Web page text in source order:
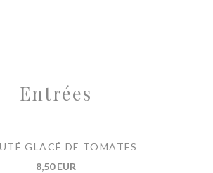
Entrées
GLACÉ DE TOMATES
8,50 EUR